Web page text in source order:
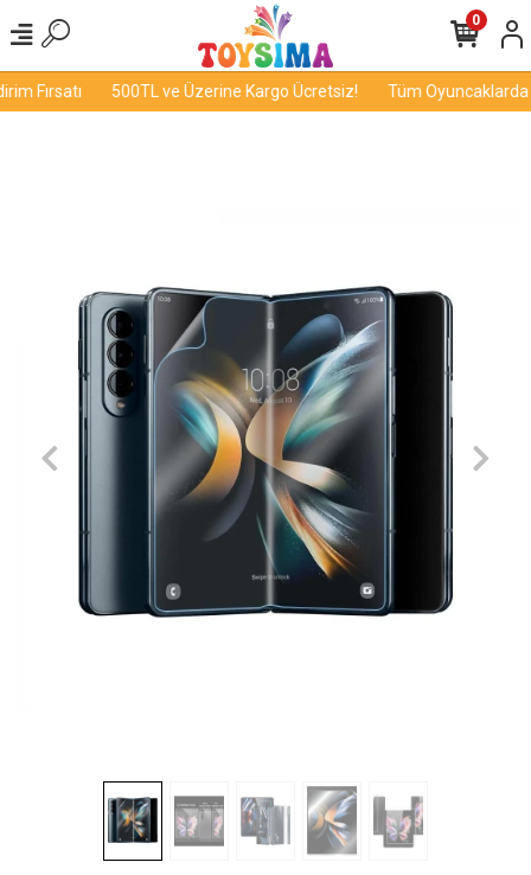
Fırsatı 500TL ve Üzerine Kargo Ücretsiz! Tüm Oyuncaklarda
0